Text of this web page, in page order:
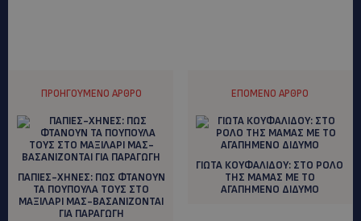
ΠΡΟΗΓΟΎΜΕΝΟ ΆΡΘΡΟ
ΠΑΠΙΕΣ-ΧΗΝΕΣ: ΠΩΣ ΦΤΑΝΟΥΝ
ΤΑ ΠΟΥΠΟΥΛΑ ΤΟΥΣ ΣΤΟ
ΜΑΞΙΛΑΡΙ ΜΑΣ-ΒΑΣΑΝΙΖΟΝΤΑΙ
ΓΙΑ ΠΑΡΑΓΩΓΗ
ΕΠΌΜΕΝΟ ΆΡΘΡΟ
ΓΙΩΤΑ ΚΟΥΦΑΛΙΔΟΥ: ΣΤΟ ΡΟΛΟ
ΤΗΣ ΜΑΜΑΣ ΜΕ ΤΟ
ΑΓΑΠΗΜΕΝΟ ΔΙΔΥΜΟ